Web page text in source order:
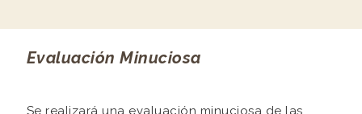
Evaluación Minuciosa
Se realizará una evaluación minuciosa de las